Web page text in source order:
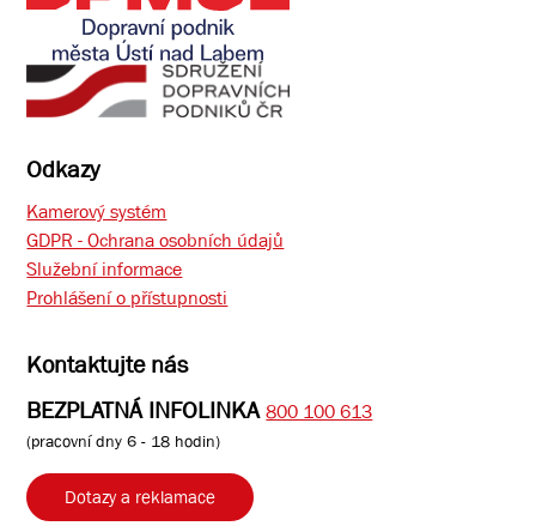
Odkazy
Kamerový systém
GDPR - Ochrana osobních údajů
Služební informace
Prohlášení o přístupnosti
Kontaktujte nás
BEZPLATNÁ INFOLINKA 800 100 613
(pracovní dny 6 - 18 hodin)
Dotazy a reklamace